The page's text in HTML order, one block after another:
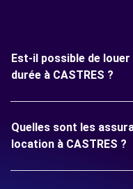
Est-il possible de
durée à CASTRES ?
Quelles sont les
location à CASTRES ?